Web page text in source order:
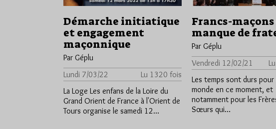
Démarche initiatique
et engagement
maçonnique
Par Géplu
Lundi 7/03/22
Lu 1320 fois
La Loge Les enfans de la Loire du
Grand Orient de France à l'Orient de
Tours organise le samedi 12…
Francs-maçons
manque de
Par Géplu
Vendredi 12/02/21
Les temps sont durs
monde en ce moment, et
notamment pour les
Sœurs qui…